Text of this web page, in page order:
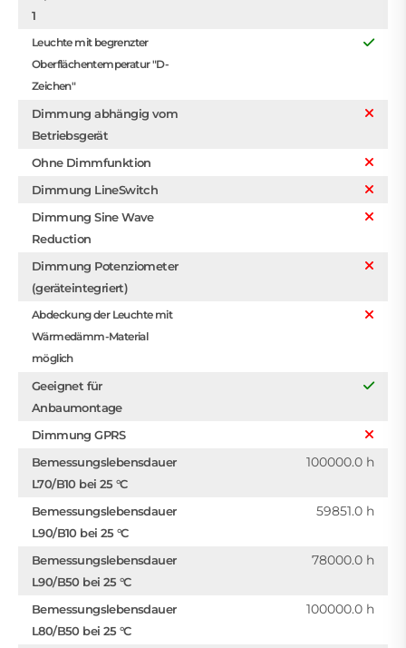
1
Leuchte mit begrenzter
Oberflächentemperatur "D-
Zeichen"
Dimmung abhängig vom
Betriebsgerät
Ohne Dimmfunktion
Dimmung LineSwitch
Dimmung Sine Wave
Reduction
Dimmung Potenziometer
(geräteintegriert)
Abdeckung der Leuchte mit
Wärmedämm-Material
möglich
Geeignet für
Anbaumontage
Dimmung GPRS
Bemessungslebensdauer
L70/B10 bei 25 °C
100000.0 h
Bemessungslebensdauer
L90/B10 bei 25 °C
59851.0 h
Bemessungslebensdauer
L90/B50 bei 25 °C
78000.0 h
Bemessungslebensdauer
L80/B50 bei 25 °C
100000.0 h